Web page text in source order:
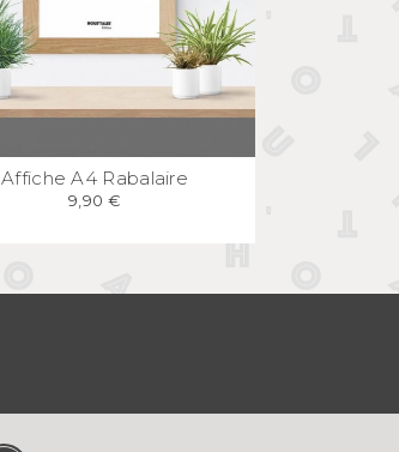
APERÇU RAPIDE
Affiche A4 Rabalaire
9,90 €